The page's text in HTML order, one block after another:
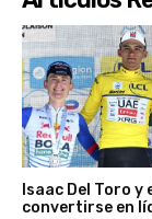
Isaac Del Toro y
convertirse en